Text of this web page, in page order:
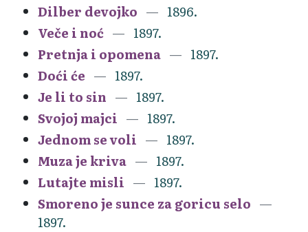
Dilber devojko
1896.
Veče i noć
1897.
Pretnja i opomena
1897.
Doći će
1897.
Je li to sin
1897.
Svojoj majci
1897.
Jednom se voli
1897.
Muza je kriva
1897.
Lutajte misli
1897.
Smoreno je sunce za goricu selo
1897.